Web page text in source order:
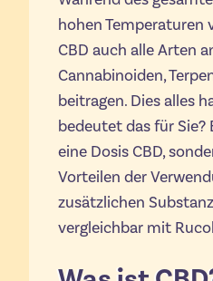
hohen Temperaturen
CBD auch alle Arten
Cannabinoiden,
beitragen. Dies alles
bedeutet das für Sie?
eine Dosis CBD,
Vorteilen der
zusätzlichen
vergleichbar mit